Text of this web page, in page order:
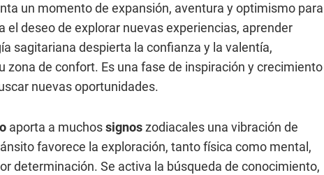
un momento de expansión, aventura y optimismo para
el deseo de explorar nuevas experiencias, aprender
sagitariana despierta la confianza y la valentía,
zona de confort. Es una fase de inspiración y crecimiento
nuevas oportunidades.
aporta a muchossignoszodiacales una vibración de
favorece la exploración, tanto física como mental,
determinación. Se activa la búsqueda de conocimiento,